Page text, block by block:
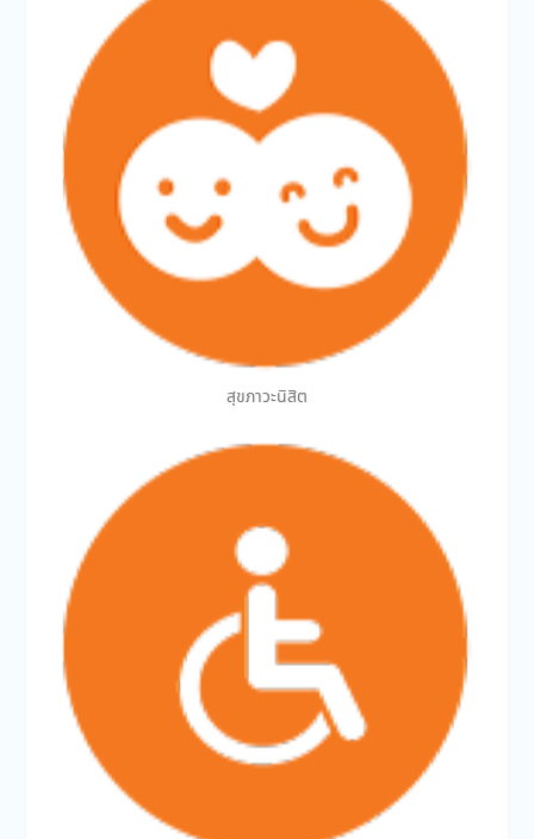
สุขภาวะนิสิต